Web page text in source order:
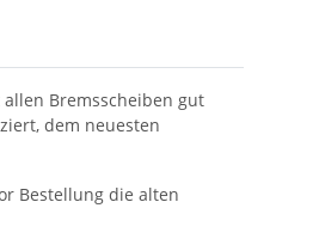
Bremsscheiben gut
dem neuesten
Bestellung die alten